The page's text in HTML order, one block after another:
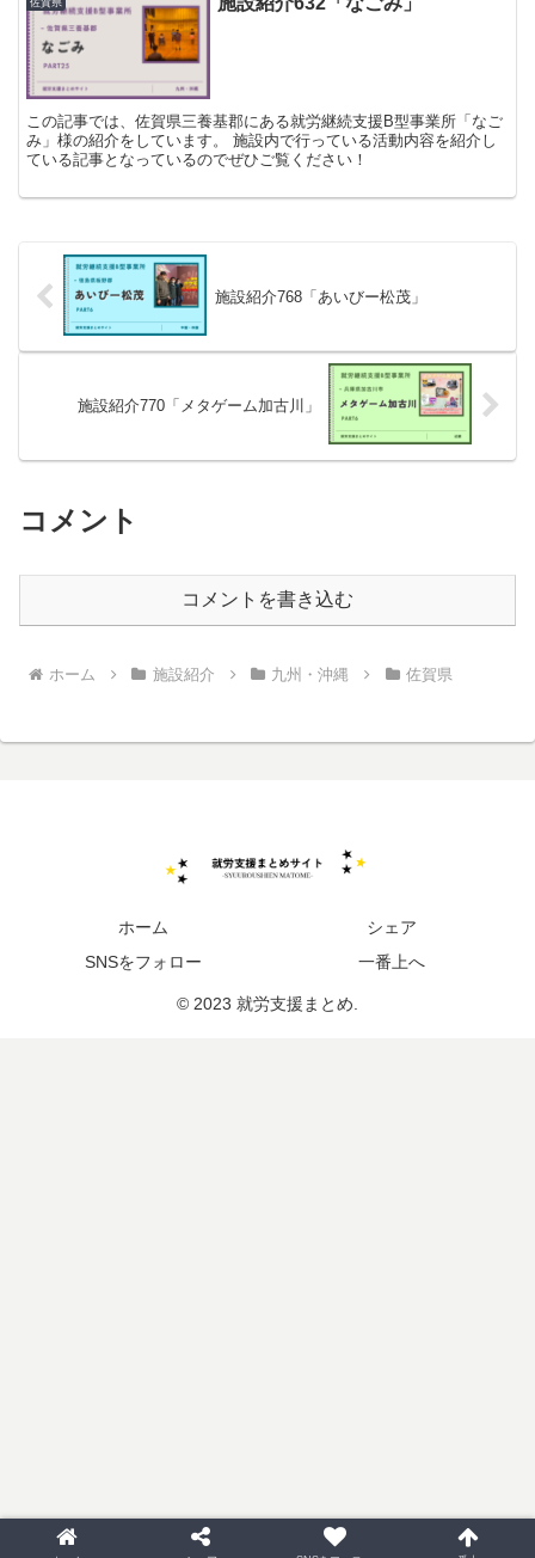
佐賀県
この記事では、佐賀県三養基郡にある就労継続支援B型事業所「なご
み」様の紹介をしています。 施設内で行っている活動内容を紹介し
ている記事となっているのでぜひご覧ください！
施設紹介768「あいびー松茂」
施設紹介770「メタゲーム加古川」
コメント
コメントを書き込む
ホーム 施設紹介 九州・沖縄 佐賀県
ホーム
シェア
SNSをフォロー
一番上へ
© 2023 就労支援まとめ.